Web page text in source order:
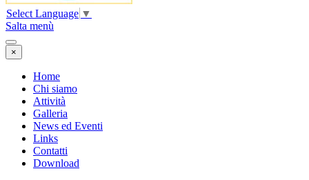
Select Language ▼
Salta menù
×
Home
Chi siamo
Attività
Galleria
News ed Eventi
Links
Contatti
Download